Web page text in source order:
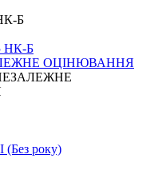
Б
НК-Б
ОЦІНЮВАННЯ
року)